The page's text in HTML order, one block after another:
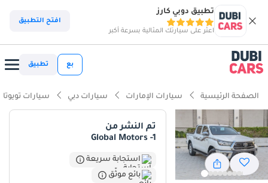
تطبيق دوبي كارز
اعثر على سيارتك المثالية بسرعة أكبر
افتح التطبيق
بع تطبيق
الصفحة الرئيسية سيارات الإمارات سيارات دبي سيارات تويوتا
تم النشر من
Global Motors -1
استجابة سريعة
بائع موثّق
ذكاء دوبي كارز
ذكاء دوبيكارز
مصمم خصيصًا للطرق الوعرة
أقل معدل استهلاك في فئته
أفضل اقتصاد في استهلاك الوقود في فئته